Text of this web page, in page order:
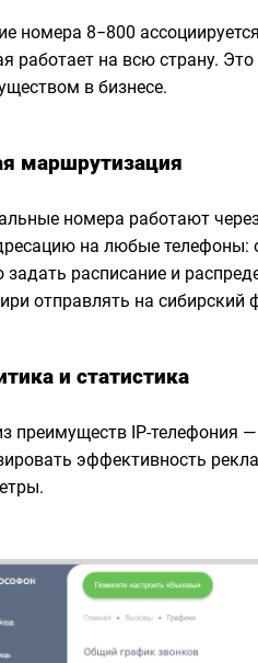
номера 8−800
работает на всю страну.
в бизнесе.
маршрутизация
номера работают
на любые телефоны:
расписание и
отправлять на сибирский
и статистика
преимуществ IP-телефония
эффективность